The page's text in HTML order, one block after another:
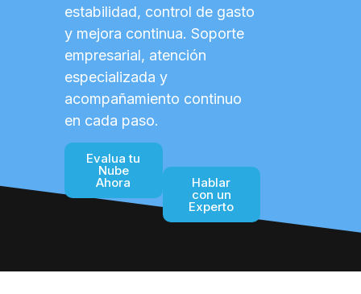
estabilidad, control de gasto
y mejora continua. Soporte
empresarial, atención
especializada y
acompañamiento continuo
en cada paso.
Evalua tu
Nube
Ahora Hablar
con un
Experto